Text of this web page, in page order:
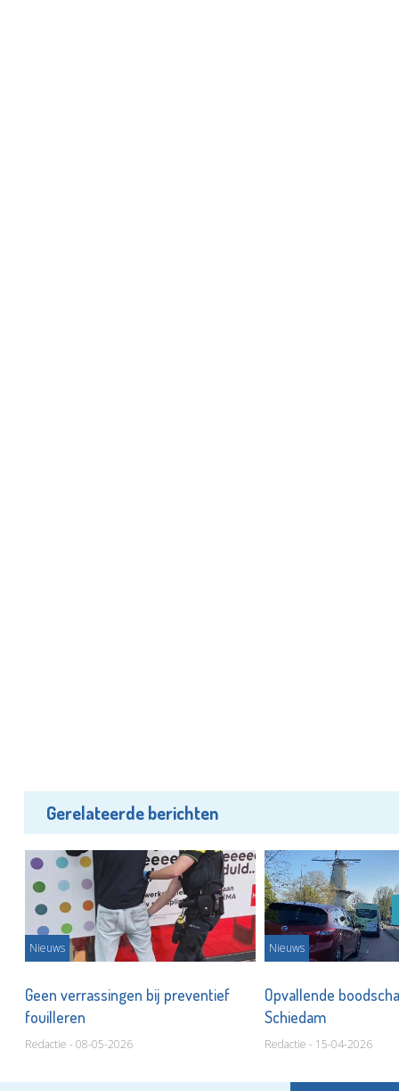
Gerelateerde berichten
Nieuws
Geen verrassingen bij preventief
fouilleren
Redactie - 08-05-2026
Nieuws
Opvallende
Schiedam
Redactie - 15-04-2026